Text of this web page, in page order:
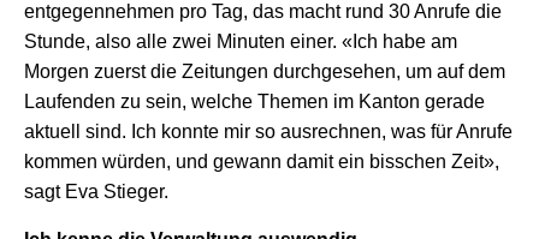
entgegennehmen pro Tag, das macht rund 30 Anrufe die
Stunde, also alle zwei Minuten einer. «Ich habe am
Morgen zuerst die Zeitungen durchgesehen, um auf dem
Laufenden zu sein, welche Themen im Kanton gerade
aktuell sind. Ich konnte mir so ausrechnen, was für Anrufe
kommen würden, und gewann damit ein bisschen Zeit»,
sagt Eva Stieger.